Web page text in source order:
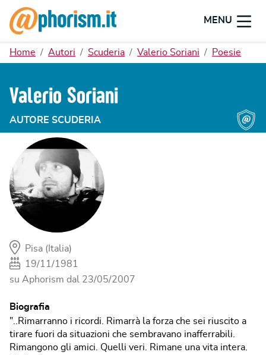
MENU
Home Autori Scuderia Valerio Soriani Poesie
Valerio Soriani
AUTORE SCUDERIA
Pisa (Italia)
19/11/1981
su Aphorism dal 23/05/2007
Biografia
"..Rimarranno i ricordi. Rimarrà la forza che sei riuscito a
tirare fuori da situazioni che sembravano inafferrabili.
Rimangono gli amici. Quelli veri. Rimane una vita intera.